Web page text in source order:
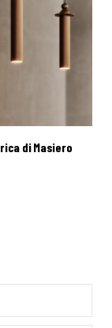
di Masiero